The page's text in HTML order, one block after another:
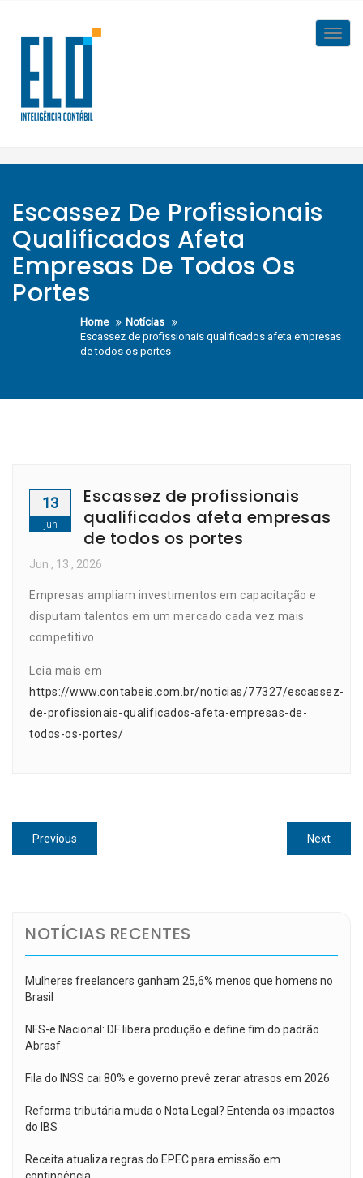
content
Escassez De Profissionais
Qualificados Afeta
Empresas De Todos Os
Portes
Home
Notícias
Escassez de profissionais qualificados afeta empresas
de todos os portes
13
jun
Escassez de profissionais
qualificados afeta empresas
de todos os portes
Jun , 13 , 2026
Empresas ampliam investimentos em capacitação e
disputam talentos em um mercado cada vez mais
competitivo.
Leia mais em
https://www.contabeis.com.br/noticias/77327/escassez-
de-profissionais-qualificados-afeta-empresas-de-
todos-os-portes/
Navegação
de
Previous
post:
NextNext
post:
NOTÍCIAS RECENTES
Mulheres freelancers ganham 25,6% menos que homens no
Brasil
NFS-e Nacional: DF libera produção e define fim do padrão
Abrasf
Fila do INSS cai 80% e governo prevê zerar atrasos em 2026
Reforma tributária muda o Nota Legal? Entenda os impactos
do IBS
Receita atualiza regras do EPEC para emissão em
contingência